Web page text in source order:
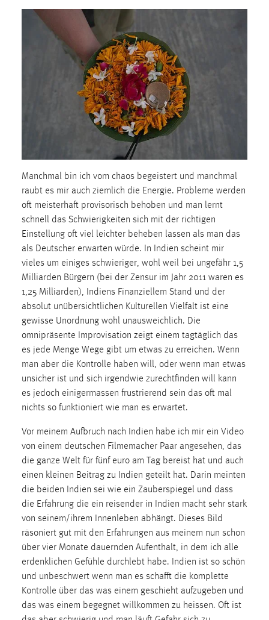
Manchmal bin ich vom chaos begeistert und manchmal
raubt es mir auch ziemlich die Energie. Probleme werden
oft meisterhaft provisorisch behoben und man lernt
schnell das Schwierigkeiten sich mit der richtigen
Einstellung oft viel leichter beheben lassen als man das
als Deutscher erwarten würde. In Indien scheint mir
vieles um einiges schwieriger, wohl weil bei ungefähr 1,5
Milliarden Bürgern (bei der Zensur im Jahr 2011 waren es
1,25 Milliarden), Indiens Finanziellem Stand und der
absolut unübersichtlichen Kulturellen Vielfalt ist eine
gewisse Unordnung wohl unausweichlich. Die
omnipräsente Improvisation zeigt einem tagtäglich das
es jede Menge Wege gibt um etwas zu erreichen. Wenn
man aber die Kontrolle haben will, oder wenn man etwas
unsicher ist und sich irgendwie zurechtfinden will kann
es jedoch einigermassen frustrierend sein das oft mal
nichts so funktioniert wie man es erwartet.
Vor meinem Aufbruch nach Indien habe ich mir ein Video
von einem deutschen Filmemacher Paar angesehen, das
die ganze Welt für fünf euro am Tag bereist hat und auch
einen kleinen Beitrag zu Indien geteilt hat. Darin meinten
die beiden Indien sei wie ein Zauberspiegel und dass
die Erfahrung die ein reisender in Indien macht sehr stark
von seinem/ihrem Innenleben abhängt. Dieses Bild
räsoniert gut mit den Erfahrungen aus meinem nun schon
über vier Monate dauernden Aufenthalt, in dem ich alle
erdenklichen Gefühle durchlebt habe. Indien ist so schön
und unbeschwert wenn man es schafft die komplette
Kontrolle über das was einem geschieht aufzugeben und
das was einem begegnet willkommen zu heissen. Oft ist
Cookie Laufzeit:
1 Jahr
Performance
Name:
staticfilecache
Für performante Seitenauslieferung wird in diesem Cookie
gespeichert, ob man eingeloggt ist.
Sprachpräferenz
Name:
site-language-preference
Zweck:
Das Cookie speichert die gewählte Sprache der Website.
Cookie Laufzeit:
30 Tage
Chat
Name:
MibewSessionID, MIBEW_UserID, mibew_locale, mibew-
chat-frame-style-5e9dbeb1811c0446
Zweck:
Wird benötigt um die Chatfunktion nutzen zu können.
Cookie Laufzeit:
MibewSessionID, mibew-chat-frame-style-
5e9dbeb1811c0446 = Sitzungslaufzeit, mibew_locale = 3
Jahre, MIBEW_UserID = 1 Jahr
Login
Name:
fe_user, be_user, be_lastLoginProvider
Zweck:
Dieser Cookie ist notwendig um sich an der Website
einloggen zu können.
Cookie Laufzeit: